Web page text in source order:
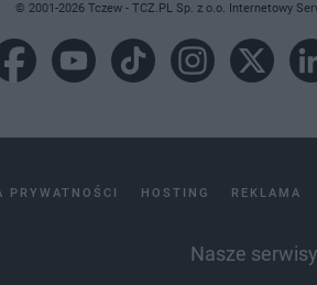
© 2001-2026 Tczew - TCZ.PL Sp. z o.o. Internetowy
PRYWATNOŚCI HOSTING REKLAMA
Nasze serwisy